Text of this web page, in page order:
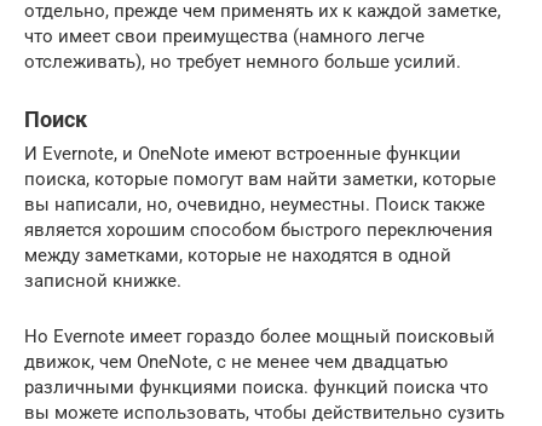
отдельно, прежде чем применять их к каждой заметке,
что имеет свои преимущества (намного легче
отслеживать), но требует немного больше усилий.
Поиск
И Evernote, и OneNote имеют встроенные функции
поиска, которые помогут вам найти заметки, которые
вы написали, но, очевидно, неуместны. Поиск также
является хорошим способом быстрого переключения
между заметками, которые не находятся в одной
записной книжке.
Но Evernote имеет гораздо более мощный поисковый
движок, чем OneNote, с не менее чем двадцатью
различными функциями поиска. функций поиска что
вы можете использовать, чтобы действительно сузить